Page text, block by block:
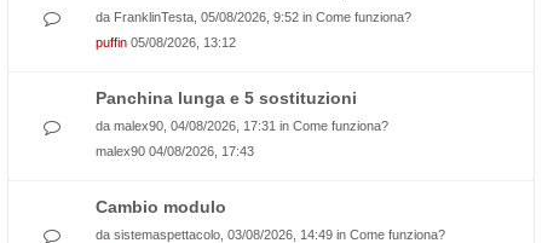
da FranklinTesta , 05/08/2026, 9:52 in Come funziona?
puffin 05/08/2026, 13:12
Panchina lunga e 5 sostituzioni
da malex90 , 04/08/2026, 17:31 in Come funziona?
malex90 04/08/2026, 17:43
Cambio modulo
da sistemaspettacolo , 03/08/2026, 14:49 in Come funziona?